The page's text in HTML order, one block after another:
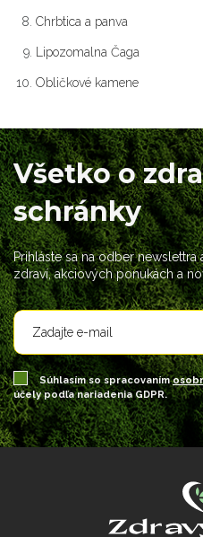
Chrbtica a panva
Lipozomalna Čaga
Obličkové kamene
Všetko o
schránky
Prihláste sa na odber
zdraví, akciových ponukách a
Súhlasím so spracovaním
účely podľa nariadenia GDPR.